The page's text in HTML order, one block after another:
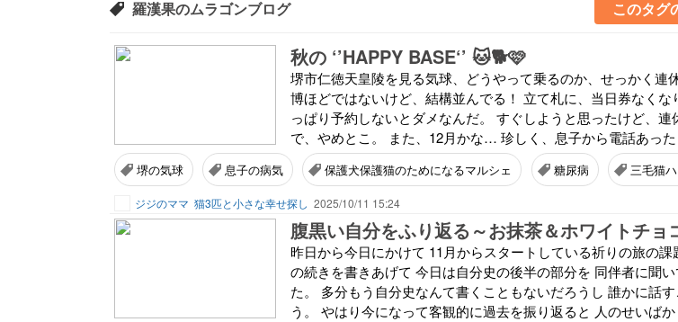
羅漢果のムラゴンブログ このタグ
秋の ‘’HAPPY BASE‘’ 🐱🐕️🩷
堺市仁徳天皇陵を見る気球、どうやって乗るのか、せっかく連
博ほどではないけど、結構並んでる！ 立て札に、当日券なくな
っぱり予約しないとダメなんだ。 すぐしようと思ったけど、連
で、やめとこ。 また、12月かな… 珍しく、息子から電話あっ
堺の気球 息子の病気 保護犬保護猫のためになるマルシェ 糖尿病 三毛猫
ジジのママ 猫3匹と小さな幸せ探し 2025/10/11 15:24
腹黒い自分をふり返る～お抹茶＆ホワイトチョ
昨日から今日にかけて 11月からスタートしている祈りの旅の課
の続きを書きあげて 今日は自分史の後半の部分を 同伴者に聞
た。 多分もう自分史なんて書くこともないだろうし 誰かに話
う。 やはり今になって客観的に過去を振り返ると 人のせいば